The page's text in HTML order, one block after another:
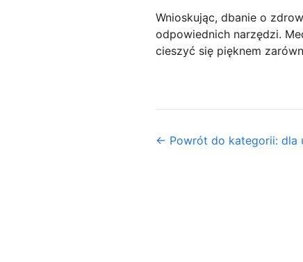
Wnioskując, dbanie o
odpowiednich narzędzi.
cieszyć się pięknem
← Powrót do kategorii: dla